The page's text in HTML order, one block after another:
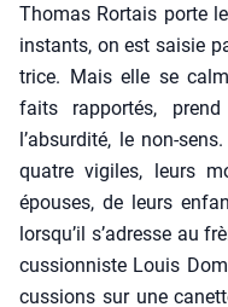
Tho­mas Ror­tais porte
ins­tants, on est sai­sie
trice. Mais elle se
faits rap­por­tés,
l’absurdité, le non-
quatre vigiles, leurs
épouses, de leurs
lorsqu’il s’adresse au
cus­sion­niste Louis
cus­sions sur une